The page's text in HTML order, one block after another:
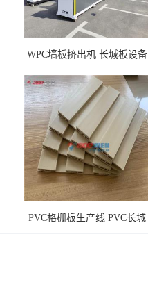
WPC墙板挤出机 长城板设备
PVC格栅板生产线 PVC长城